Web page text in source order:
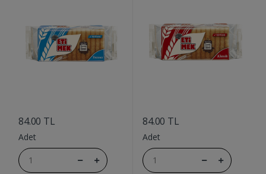
84.00 TL
Adet
84.00 TL
Adet